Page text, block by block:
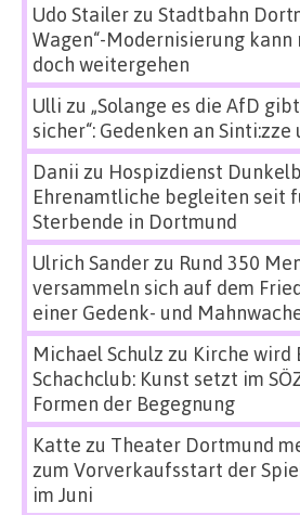
Udo Stailerzu Stadtbahn
Wagen“-Modernisierung kann
doch weitergehen
Ulli zu „Solange es die AfD
sicher“: Gedenken an Sinti:zze
Danii zu Hospizdienst
Ehrenamtliche begleiten seit
Sterbende in Dortmund
Ulrich Sanderzu Rund 350
versammeln sich auf dem
einer Gedenk- und
Michael Schulz zu Kirche wird
Schachclub: Kunst setzt im
Formen der Begegnung
Katte zu Theater Dortmund
zum Vorverkaufsstart der
im Juni